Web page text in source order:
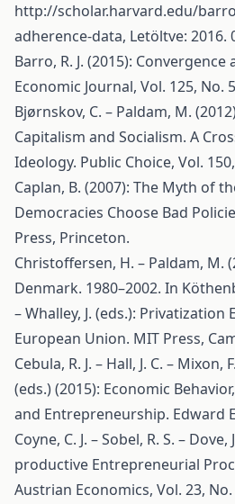
http://scholar.harvard.edu/
adherence-data, Letöltve: 2016.
Barro, R. J. (2015):
Economic Journal, Vol. 125, No.
Bjørnskov, C. – Paldam, M.
Capitalism and Socialism. A
Ideology. Public Choice, Vol.
Caplan, B. (2007): The Myth of
Democracies Choose Bad
Press, Princeton.
Christoffersen, H. – Paldam, M.
Denmark. 1980–2002. In
– Whalley, J. (eds.): Privatization
European Union. MIT Press,
Cebula, R. J. – Hall, J. C. – Mixon,
(eds.) (2015): Economic
and Entrepreneurship. Edward
Coyne, C. J. – Sobel, R. S. –
productive Entrepreneurial
Austrian Economics, Vol. 23, No.